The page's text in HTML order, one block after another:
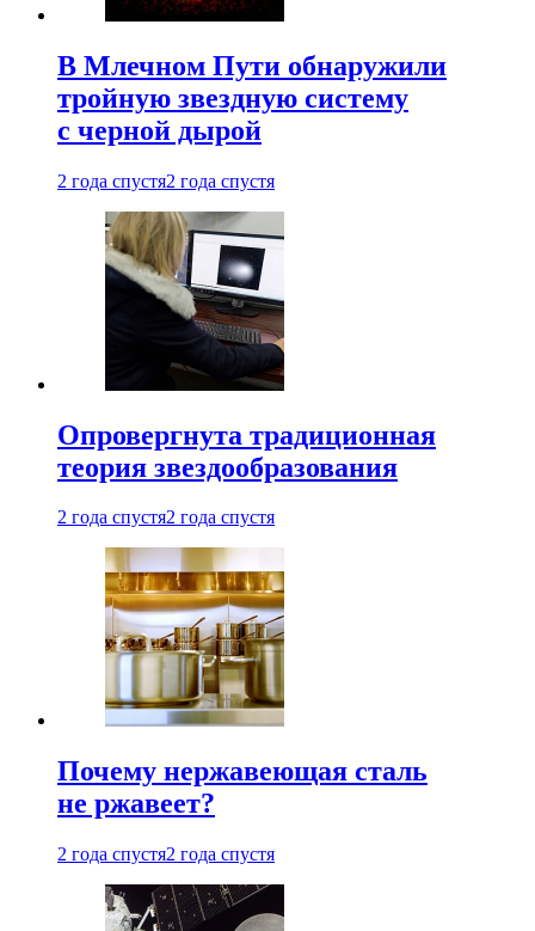
В Млечном Пути обнаружили
тройную звездную систему
с черной дырой
2 года спустя2 года спустя
Опровергнута традиционная
теория звездообразования
2 года спустя2 года спустя
Почему нержавеющая сталь
не ржавеет?
2 года спустя2 года спустя